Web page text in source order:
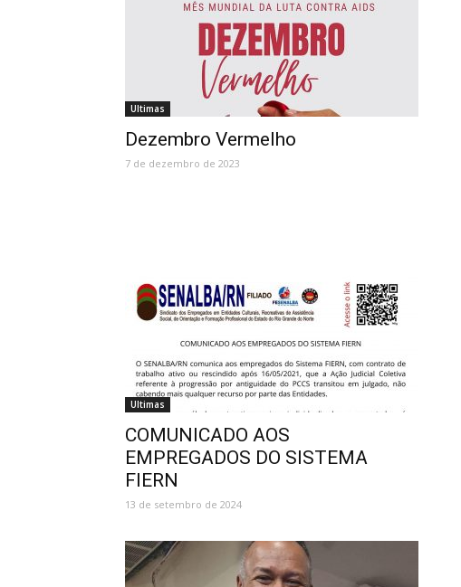
Ultimas
Dezembro Vermelho
7 de dezembro de 2023
Ultimas
COMUNICADO AOS
EMPREGADOS DO SISTEMA
FIERN
13 de setembro de 2024